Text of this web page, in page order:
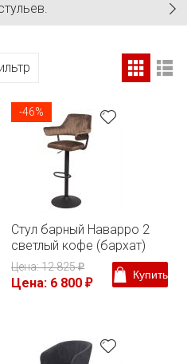
-46%
Стул барный Наварро 2
светлый кофе (бархат)
Цена: 12 825₽
Цена: 6 800₽
Купить